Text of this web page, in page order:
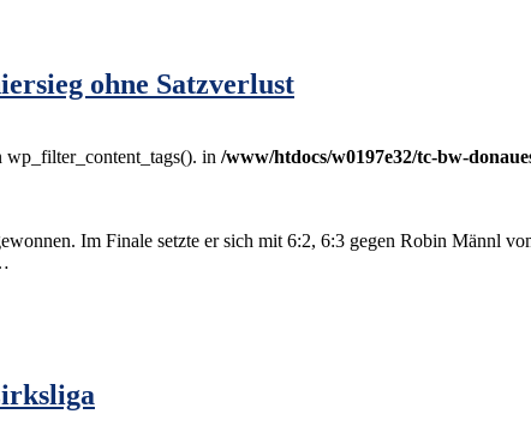
ohne Satzverlust
wp_filter_content_tags(). in /www/htdocs/w0197e32/tc-bw-
Im Finale setzte er sich mit 6:2, 6:3 gegen Robin Männl